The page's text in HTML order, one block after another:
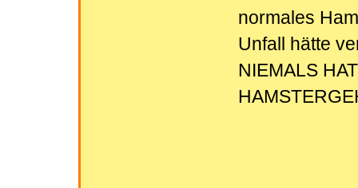
normales
Unfall hätte
NIEMALS